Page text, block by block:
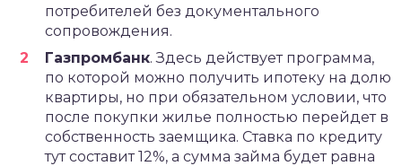
потребителей без документального
сопровождения.
Газпромбанк. Здесь действует программа,
по которой можно получить ипотеку на долю
квартиры, но при обязательном условии, что
после покупки жилье полностью перейдет в
собственность заемщика. Ставка по кредиту
тут составит 12%, а сумма займа будет равна